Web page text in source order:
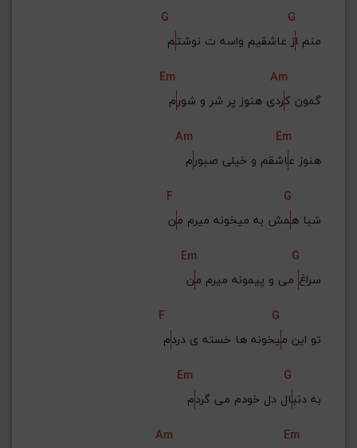
G
G
منم از عاشقیم واسه ت نوشتم
Em
Am
گمون کردی هنوز پر شر و شورم
Am
Em
هنوز عاشقم و خیلی صبورم
F
G
شبا همش به میخونه میرم من
Em
G
سراغ می و پیمونه میرم من
F
G
تو این میخونه ها خسته ی دردم
Em
G
به دنبال دل خودم می گردم
Am
Em